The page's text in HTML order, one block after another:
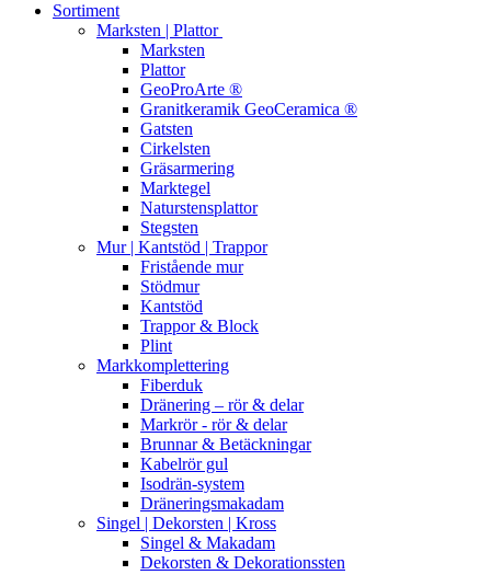
Sortiment
Marksten | Plattor
Marksten
Plattor
GeoProArte ®
Granitkeramik GeoCeramica ®
Gatsten
Cirkelsten
Gräsarmering
Marktegel
Naturstensplattor
Stegsten
Mur | Kantstöd | Trappor
Fristående mur
Stödmur
Kantstöd
Trappor & Block
Plint
Markkomplettering
Fiberduk
Dränering – rör & delar
Markrör - rör & delar
Brunnar & Betäckningar
Kabelrör gul
Isodrän-system
Dräneringsmakadam
Singel | Dekorsten | Kross
Singel & Makadam
Dekorsten & Dekorationssten